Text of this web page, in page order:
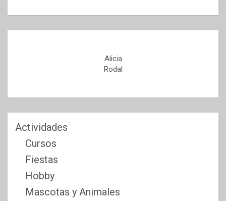
Alicia
Rodal
Actividades
Cursos
Fiestas
Hobby
Mascotas y Animales